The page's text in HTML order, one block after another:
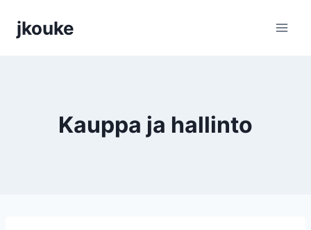
sisältöön
jkouke
Kauppa ja hallinto